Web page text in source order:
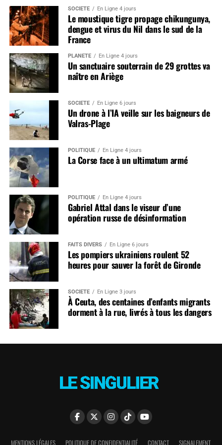
SOCIÉTÉ En Ligne 4 jours
Le moustique tigre propage chikungunya,
dengue et virus du Nil dans le sud de la
France
PLANÈTE En Ligne 4 jours
Un sanctuaire souterrain de 29 grottes va
naître en Ariège
SOCIÉTÉ En Ligne 6 jours
Un drone à l’IA veille sur les baigneurs de
Valras-Plage
POLITIQUE En Ligne 4 jours
La Corse face à un ultimatum armé
POLITIQUE En Ligne 4 jours
Gabriel Attal dans le viseur d’une
opération russe de désinformation
FAITS DIVERS En Ligne 6 jours
Les pompiers ukrainiens roulent 52
heures pour sauver la forêt de Gironde
SOCIÉTÉ En Ligne 3 jours
À Ceuta, des centaines d’enfants migrants
dorment à la rue, livrés à tous les dangers
MENTIONS LÉGALES POLITIQUE DE CONFIDENTIALITÉ CONTACT SIGNALEMENT